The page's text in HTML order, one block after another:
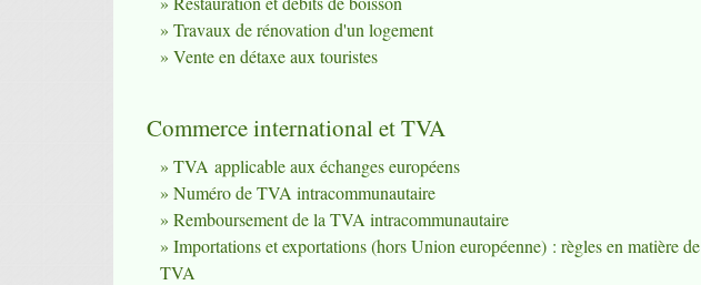
Travaux de rénovation d'un logement
Vente en détaxe aux touristes
Commerce international et TVA
TVA applicable aux échanges européens
Numéro de TVA intracommunautaire
Remboursement de la TVA intracommunautaire
Importations et exportations (hors Union européenne) : règles en matière de
TVA